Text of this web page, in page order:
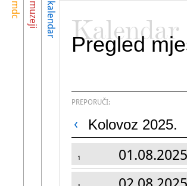
mdc muzeji kalendar Kalendar
Pregled
PREPORUČI:
Kolovoz 2025.
1